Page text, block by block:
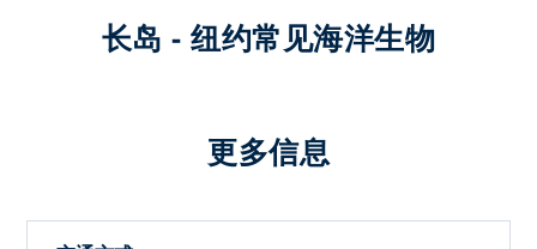
长岛 - 纽约常见海洋生物
更多信息